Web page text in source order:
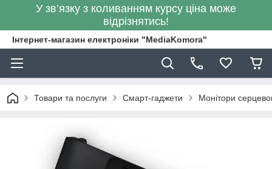
У зв’язку з коливанням курсу ціна може
відрізнятись!
Інтернет-магазин електроніки "MediaKomora"
Товари та послуги Смарт-гаджети Монітори